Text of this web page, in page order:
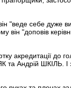
"веде себе дуже
він "доповів
акредитації до
та Андрій ШКІЛЬ.